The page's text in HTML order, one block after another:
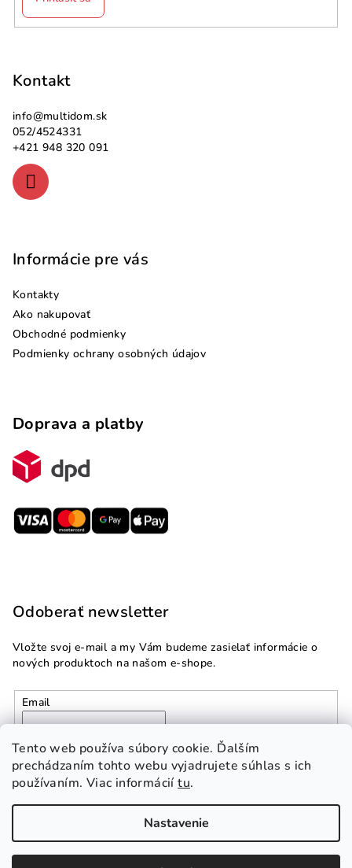
Tento web používa súbory cookie. Ďalším
prechádzaním tohto webu vyjadrujete súhlas s ich
používaním. Viac informáciítu.
Nastavenie
Kontakt
info@multidom.sk
052/4524331
+421 948 320 091
Informácie pre vás
Kontakty
Ako nakupovať
Obchodné podmienky
Podmienky ochrany osobných údajov
Doprava a platby
Odoberať newsletter
Vložte svoj e-mail a my Vám budeme zasielať informácie o
nových produktoch na našom e-shope.
Email
Vložením e-mailu súhlasíte s
podmienkami ochrany
osobných údajov
Prihlásiť sa